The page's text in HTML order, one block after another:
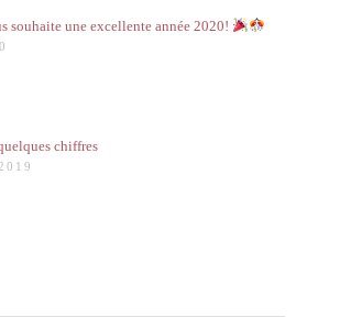
une excellente année 2020!
chiffres